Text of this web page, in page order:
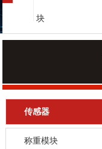
块
传感器
称重模块